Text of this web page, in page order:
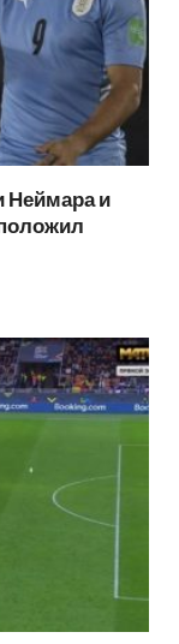
Неймара и